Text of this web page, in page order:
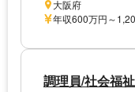
大阪府
年収600万円～
調理員/社会福